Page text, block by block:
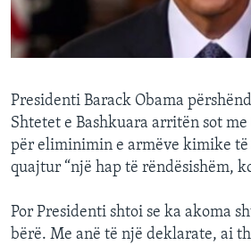
INTERVISTA
DITARI
Presidenti Barack Obama
Shtetet e Bashkuara arritën sot
për eliminimin e armëve kimike të
quajtur “një hap të rëndësishëm,
Por Presidenti shtoi se ka akoma
bërë. Me anë të një deklarate, ai